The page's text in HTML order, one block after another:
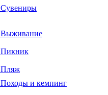
Сувениры
Выживание
Пикник
Пляж
Походы и кемпинг